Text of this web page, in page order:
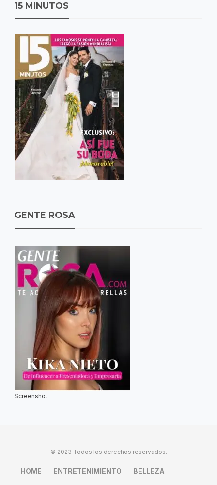
15 MINUTOS
GENTE ROSA
Screenshot
© 2023 Todos los derechos reservados.
HOME ENTRETENIMIENTO BELLEZA